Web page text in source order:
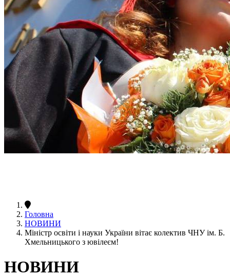
Головна
НОВИНИ
Міністр освіти і науки України вітає колектив ЧНУ ім. Б.
Хмельницького з ювілеєм!
НОВИНИ